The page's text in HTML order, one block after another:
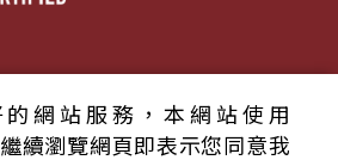
中央廣播電臺 版權所有
網站服務，本網站使用
續瀏覽網頁即表示您同意我